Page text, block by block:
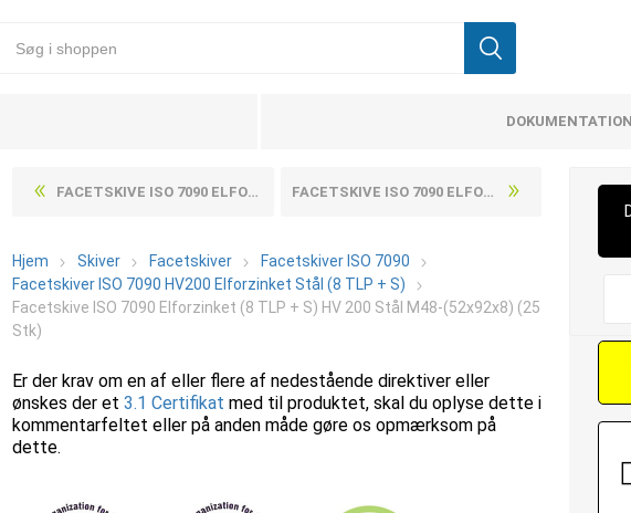
DOKUMENTATION
FACETSKIVE ISO 7090 ELFORZINKET (8 TLP + S) HV 200 STÅL M42-(45X78X8) (25 STK) FACETSKIVE ISO 7090 ELFORZINKET (8 TLP + S) HV 200 STÅL M5-(5,3X10X1) (1000 STK)
Hjem Skiver Facetskiver
Facetskiver ISO 7090
Facetskiver ISO 7090 HV200 Elforzinket Stål (8 TLP + S)
Facetskive ISO 7090 Elforzinket (8 TLP + S) HV 200 Stål M48-(52x92x8) (25
Stk)
Er der krav om en af eller flere af nedestående direktiver eller
ønskes der et3.1 Certifikat med til produktet, skal du oplyse dette i
kommentarfeltet eller på anden måde gøre os opmærksom på
dette.